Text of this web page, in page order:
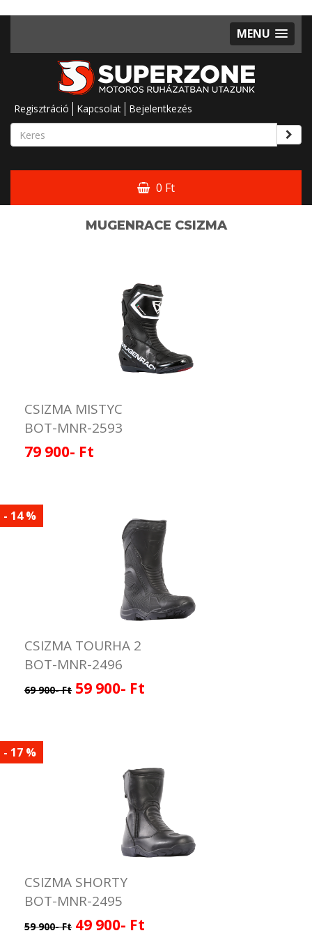
MENU
Regisztráció Kapcsolat Bejelentkezés
0 Ft
MUGENRACE CSIZMA
CSIZMA MISTYC
BOT-MNR-2593
79 900- Ft
- 14 %
CSIZMA TOURHA 2
BOT-MNR-2496
69 900- Ft 59 900- Ft
- 17 %
CSIZMA SHORTY
BOT-MNR-2495
59 900- Ft 49 900- Ft